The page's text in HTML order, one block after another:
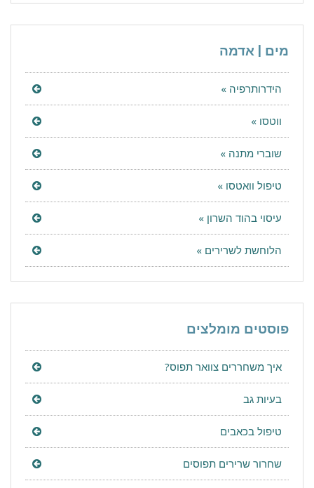
מים | אדמה
הידרותרפיה »
ווטסו »
שוברי מתנה »
טיפול וואטסו »
עיסוי בהוד השרון »
הלוחשת לשרירים »
פוסטים מומלצים
איך משחררים צוואר תפוס?
בעיות גב
טיפול בכאבים
שחרור שרירים תפוסים